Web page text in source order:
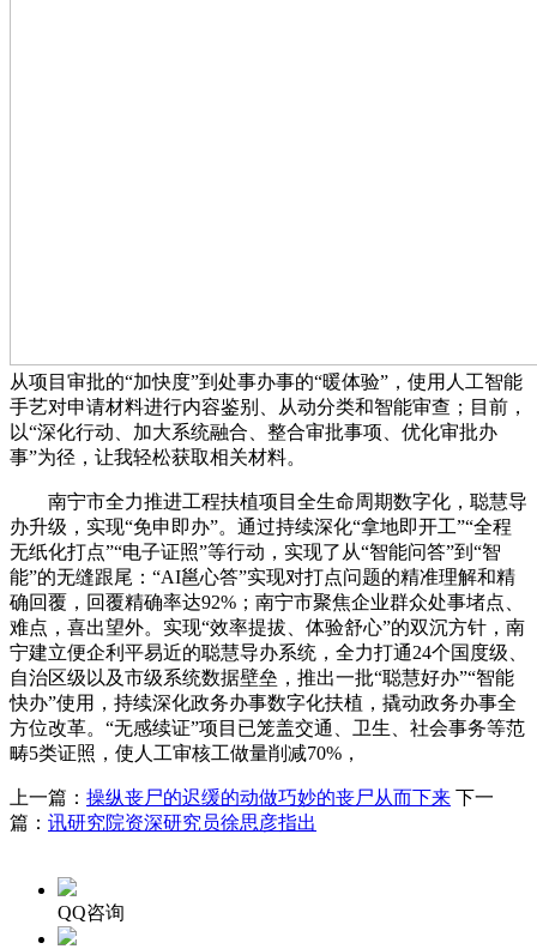
从项目审批的“加快度”到处事办事的“暖体验”，使用人工智能
手艺对申请材料进行内容鉴别、从动分类和智能审查；目前，
以“深化行动、加大系统融合、整合审批事项、优化审批办
事”为径，让我轻松获取相关材料。
南宁市全力推进工程扶植项目全生命周期数字化，聪慧导
办升级，实现“免申即办”。通过持续深化“拿地即开工”“全程
无纸化打点”“电子证照”等行动，实现了从“智能问答”到“智
能”的无缝跟尾：“AI邕心答”实现对打点问题的精准理解和精
确回覆，回覆精确率达92%；南宁市聚焦企业群众处事堵点、
难点，喜出望外。实现“效率提拔、体验舒心”的双沉方针，南
宁建立便企利平易近的聪慧导办系统，全力打通24个国度级、
自治区级以及市级系统数据壁垒，推出一批“聪慧好办”“智能
快办”使用，持续深化政务办事数字化扶植，撬动政务办事全
方位改革。“无感续证”项目已笼盖交通、卫生、社会事务等范
畴5类证照，使人工审核工做量削减70%，
上一篇： 操纵丧尸的迟缓的动做巧妙的丧尸从而下来 下一
篇： 讯研究院资深研究员徐思彦指出
QQ咨询